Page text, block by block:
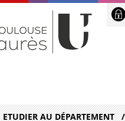
ETUDIER AU DÉPARTEMENT